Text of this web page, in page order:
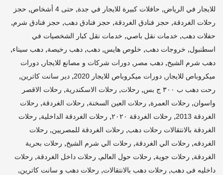
للايجار في الرياض, حافلات كبيرة للايجار في جدة, حتى 4 أشخاص , حجز
رحلات الغردقة, حجز فنادق الغردقة, حجز فنادق دهب, حجز فنادق شرم,
حفلات دهب, خدمات نقل باصي, خدمات نقل كبار الشخصيات في
اسطنبول, خروجات دهب, خلوص هايس, دهب, دهب رخيصة, دهب سيناء,
دهب شرم الشيخ, دهب مصر , دورات شركات و مصانع للايجار , دورات
ميكروباص للايجار , دورات ميكروباص للايجار 2020 , دير سانت كاترين,
رحت دهب ب ٣٠٠ ج بس , رحلات, رحلات الاسكندرية, رحلات الاقصر
واسوان, رحلات العمرة, رحلات العين السخنة, رحلات الغردقة, رحلات
الغردقة 2013
, رحلات الغردقة ٢٠٢٠ , رحلات الغردقة الداخلية, رحلات
الغردقة بالانتقالات رحلات دهب, رحلات الغردقة للمصريين, رحلات
الغردقه, رحلات الي الغردقة, رحلات الي شرم الشيخ, رحلات بحرية
الغردقة, رحلات جوية, رحلات حول العالم, رحلات داخل الغردقة, رحلات
داخليه فى دهب, رحلات دهب بالانتقالات, رحلات دهب و سانت كاترين,